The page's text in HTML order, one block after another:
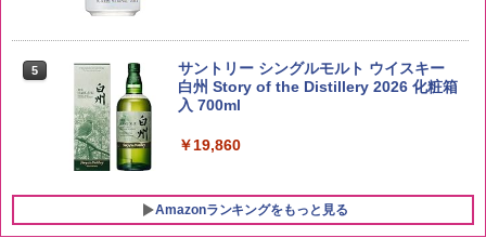
kg 業務用 お米マイスターブレンド
￥2,680
5
サントリー シングルモルト ウイスキー
白州 Story of the Distillery 2026 化粧箱
入 700ml
￥19,860
Amazonランキングをもっと見る